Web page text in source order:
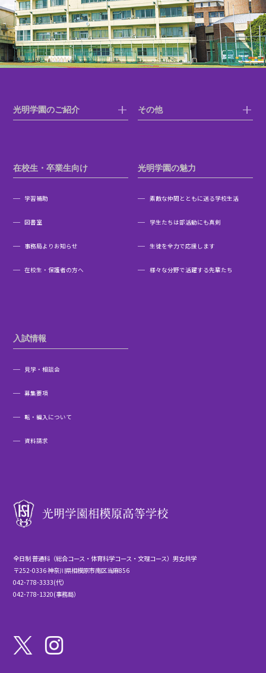
光明学園のご紹介 その他
在校生・卒業生向け
学習補助
図書室
事務局よりお知らせ
在校生・保護者の方へ
光明学園の魅力
素敵な仲間とともに送る学校生活
学生たちは部活動にも真剣
生徒を全力で応援します
様々な分野で活躍する先輩たち
入試情報
見学・相談会
募集要項
転・編入について
資料請求
全日制 普通科（総合コース・体育科学コース・文理コース）男女共学
〒252-0336 神奈川県相模原市南区当麻856
042-778-3333(代）
042-778-1320(事務局）